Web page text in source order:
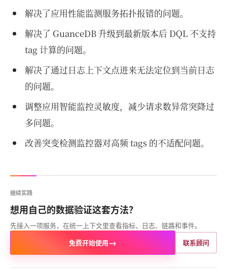
解决了应用性能监测服务拓扑报错的问题。
解决了 GuanceDB 升级到最新版本后 DQL 不支持
tag 计算的问题。
解决了通过日志上下文点进来无法定位到当前日志
的问题。
调整应用智能监控灵敏度，减少请求数异常突降过
多问题。
改善突变检测监控器对高频 tags 的不适配问题。
继续实践
想用自己的数据验证这套方法？
先接入一项服务，在统一上下文里查看指标、日志、链路和事件。
免费开始使用→ 联系顾问